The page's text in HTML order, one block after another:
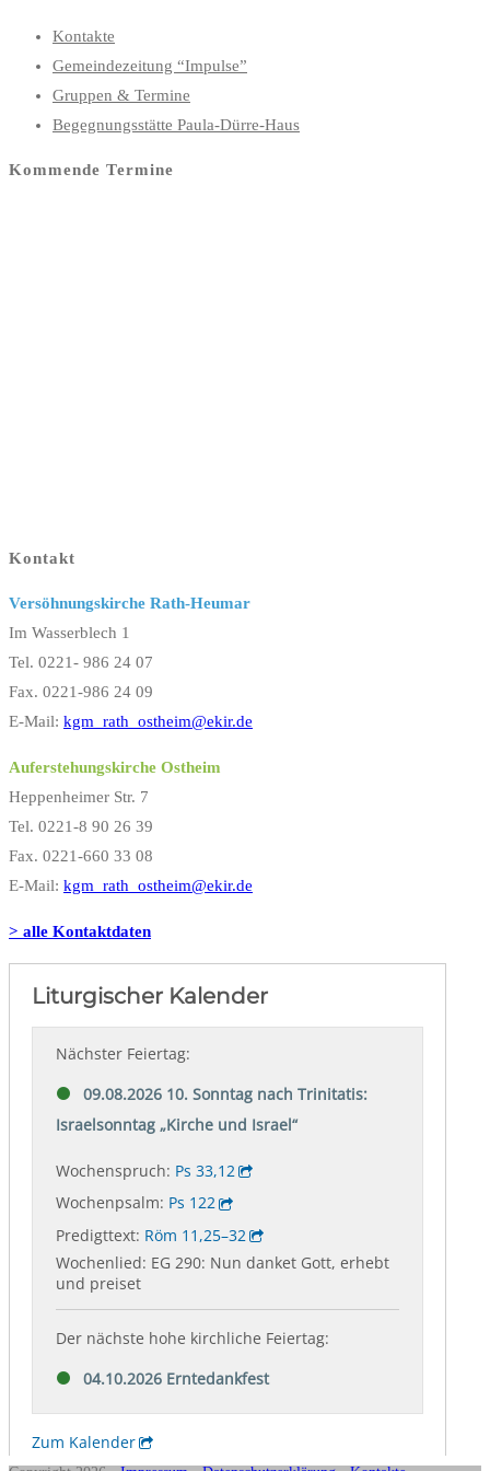
Kontakte
Gemeindezeitung “Impulse”
Gruppen & Termine
Begegnungsstätte Paula-Dürre-Haus
Kommende Termine
Kontakt
Versöhnungskirche Rath-Heumar
Im Wasserblech 1
Tel. 0221- 986 24 07
Fax. 0221-986 24 09
E-Mail: kgm_rath_ostheim@ekir.de
Auferstehungskirche Ostheim
Heppenheimer Str. 7
Tel. 0221-8 90 26 39
Fax. 0221-660 33 08
E-Mail: kgm_rath_ostheim@ekir.de
> alle Kontaktdaten